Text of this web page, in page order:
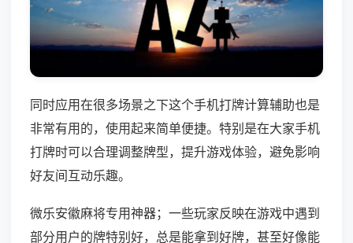
同时应用在很多场景之下这个手机打牌计算辅助也是
非常有用的，使用起来简单便捷。特别是在大家手机
打牌时可以合理调整牌型，提升游戏体验，避免影响
好友间互动乐趣。
微乐安徽麻将专用神器；一些玩家反映在游戏中遇到
部分用户的牌特别好，总是能拿到好牌，甚至好像能